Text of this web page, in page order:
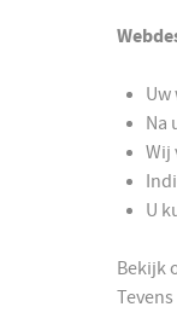
Uw
Na
Wij
U
Bekijk